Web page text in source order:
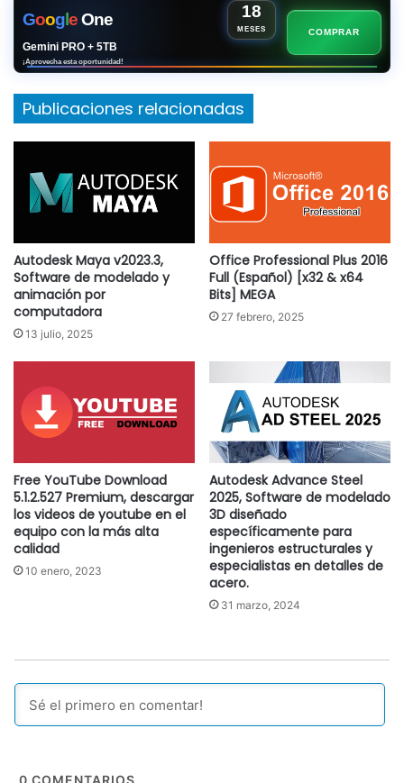
GoogeOne 18
MESES
Gemini PRO + 5TB
¡Aprovecha esta oportunidad!
COMPRAR
Publicaciones relacionadas
Autodesk Maya v2023.3,
Software de modelado y
animación por
computadora
13 julio, 2025
Office Professional Plus 2016
Full (Español) [x32 & x64
Bits] MEGA
27 febrero, 2025
Free YouTube Download
5.1.2.527 Premium, descargar
los videos de youtube en el
equipo con la más alta
calidad
10 enero, 2023
Autodesk Advance Steel
2025, Software de modelado
3D diseñado
específicamente para
ingenieros estructurales y
especialistas en detalles de
acero.
31 marzo, 2024